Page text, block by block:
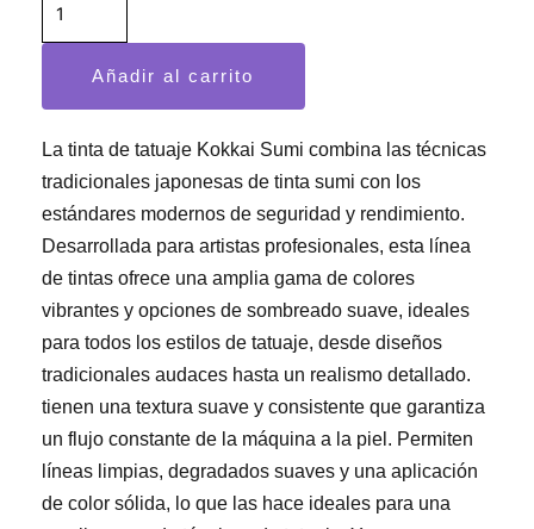
cantidad
Añadir al carrito
La tinta de tatuaje Kokkai Sumi combina las técnicas
tradicionales japonesas de tinta sumi con los
estándares modernos de seguridad y rendimiento.
Desarrollada para artistas profesionales, esta línea
de tintas ofrece una amplia gama de colores
vibrantes y opciones de sombreado suave, ideales
para todos los estilos de tatuaje, desde diseños
tradicionales audaces hasta un realismo detallado.
tienen una textura suave y consistente que garantiza
un flujo constante de la máquina a la piel. Permiten
líneas limpias, degradados suaves y una aplicación
de color sólida, lo que las hace ideales para una